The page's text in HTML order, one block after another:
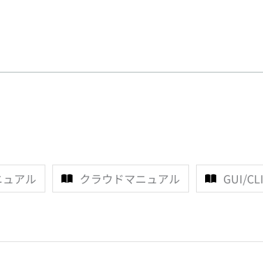
アル クラウドマニュアル GUI/CLI